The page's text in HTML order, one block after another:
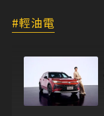
輕油電